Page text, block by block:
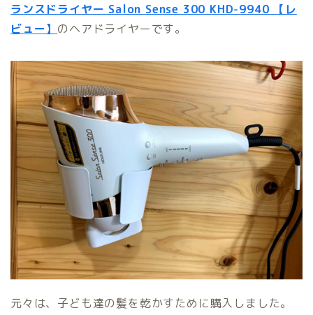
ランスドライヤー Salon Sense 300 KHD-9940 【レ
ビュー】 のヘアドライヤーです。
元々は、子ども達の髪を乾かすために購入しました。